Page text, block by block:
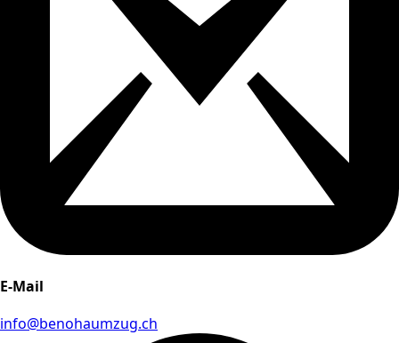
E-Mail
info@benohaumzug.ch